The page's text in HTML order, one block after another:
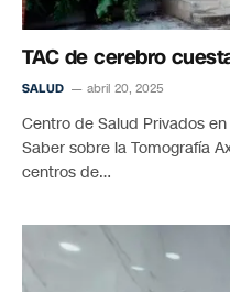
TAC de cerebro
SALUD abril 20, 2025
Centro de Salud Privados
Saber sobre la Tomografía
centros de…